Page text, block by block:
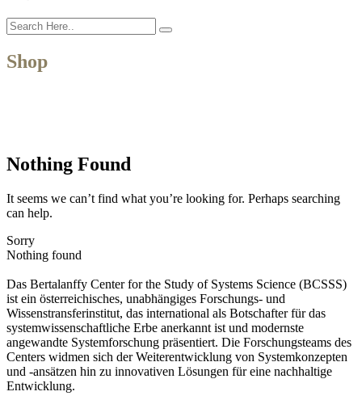
Shop
Nothing Found
It seems we can’t find what you’re looking for. Perhaps searching
can help.
Sorry
Nothing found
Das Bertalanffy Center for the Study of Systems Science (BCSSS)
ist ein österreichisches, unabhängiges Forschungs- und
Wissenstransferinstitut, das international als Botschafter für das
systemwissenschaftliche Erbe anerkannt ist und modernste
angewandte Systemforschung präsentiert. Die Forschungsteams des
Centers widmen sich der Weiterentwicklung von Systemkonzepten
und -ansätzen hin zu innovativen Lösungen für eine nachhaltige
Entwicklung.